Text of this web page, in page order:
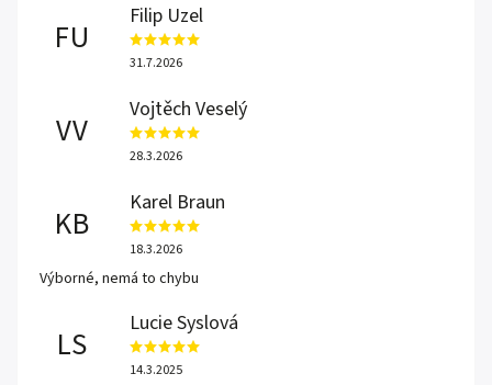
FU
Filip Uzel
31.7.2026
VV
Vojtěch Veselý
28.3.2026
KB
Karel Braun
18.3.2026
Výborné, nemá to chybu
LS
Lucie Syslová
14.3.2025